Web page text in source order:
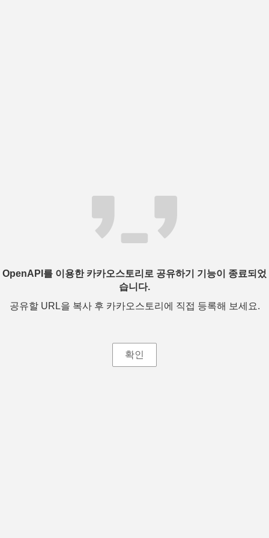
OpenAPI를 이용한 카카오스토리로 공유하기 기능이 종료되었
습니다.
공유할 URL을 복사 후 카카오스토리에 직접 등록해 보세요.
확인